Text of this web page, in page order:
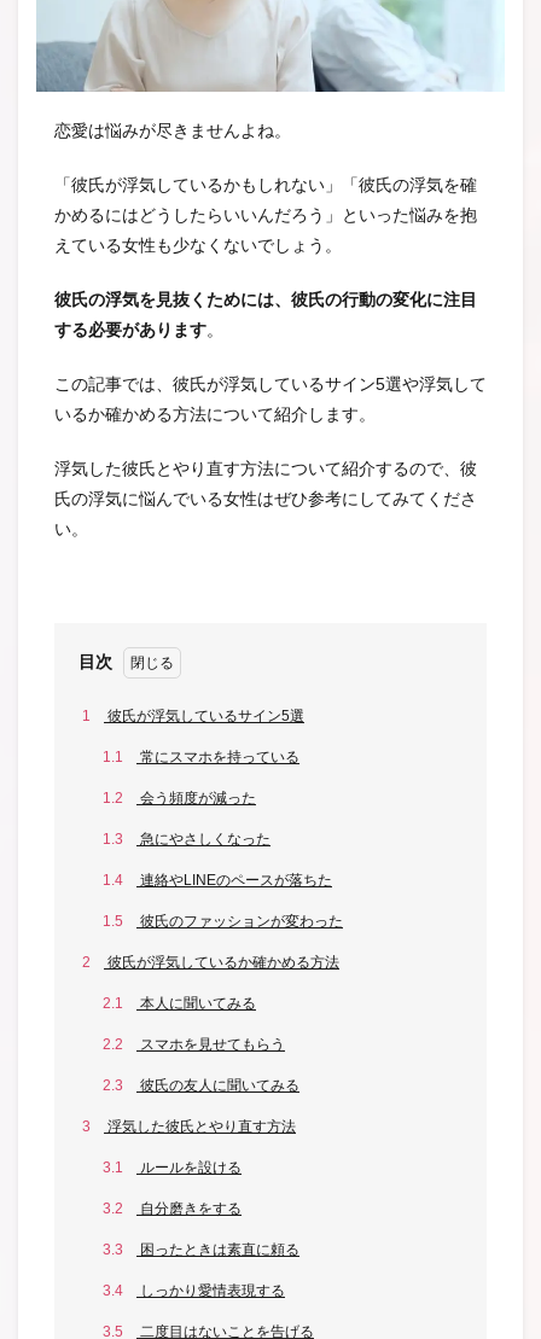
恋愛は悩みが尽きませんよね。
「彼氏が浮気しているかもしれない」「彼氏の浮気を確
かめるにはどうしたらいいんだろう」といった悩みを抱
えている女性も少なくないでしょう。
彼氏の浮気を見抜くためには、彼氏の行動の変化に注目
する必要があります。
この記事では、彼氏が浮気しているサイン5選や浮気して
いるか確かめる方法について紹介します。
浮気した彼氏とやり直す方法について紹介するので、彼
氏の浮気に悩んでいる女性はぜひ参考にしてみてくださ
い。
目次
1 彼氏が浮気しているサイン5選
1.1 常にスマホを持っている
1.2 会う頻度が減った
1.3 急にやさしくなった
1.4 連絡やLINEのペースが落ちた
1.5 彼氏のファッションが変わった
2 彼氏が浮気しているか確かめる方法
2.1 本人に聞いてみる
2.2 スマホを見せてもらう
2.3 彼氏の友人に聞いてみる
3 浮気した彼氏とやり直す方法
3.1 ルールを設ける
3.2 自分磨きをする
3.3 困ったときは素直に頼る
3.4 しっかり愛情表現する
3.5 二度目はないことを告げる